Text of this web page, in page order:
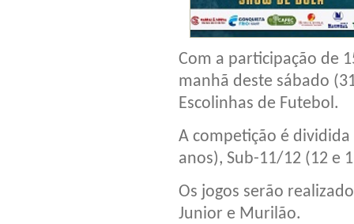
Com a participação de
manhã deste sábado
Escolinhas de Futebol.
A competição é
anos), Sub-11/12 (12 e
Os jogos serão
Junior e Murilão.